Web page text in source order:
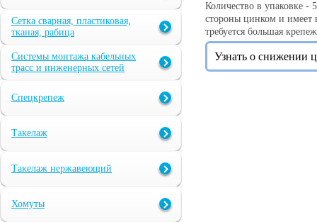
Сетка сварная, пластиковая,
тканая, рабица
Системы монтажа кабельных
трасс и инженерных сетей
Спецкрепеж
Такелаж
Такелаж нержавеющий
Хомуты
Количество в упаковке
стороны цинком и имеет
требуется большая
Узнать о снижении